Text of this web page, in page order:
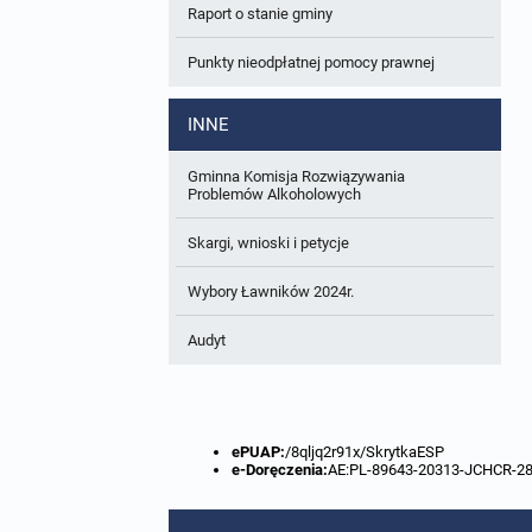
W trakcie opracowania
Zbiory danych przestrzennych
Analizy zmian w zagospodarowaniu
Raport o stanie gminy
Punkty nieodpłatnej pomocy prawnej
INNE
Gminna Komisja Rozwiązywania
Problemów Alkoholowych
Skargi, wnioski i petycje
Wybory Ławników 2024r.
Audyt
ePUAP:/8qljq2r91x/SkrytkaESP
e-Doręczenia:AE:PL-89643-20313-JCHCR-28